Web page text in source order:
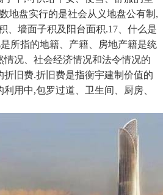
地盘实行的是社会从义地盘公有制,
、墙面子积及阳台面积.17、什么是
所指的地籍、产籍、房地产籍是统
况、社会经济情况和法令情况的
旧费.折旧费是指衡宇建制价值的
用中,包罗过道、卫生间、厨房、